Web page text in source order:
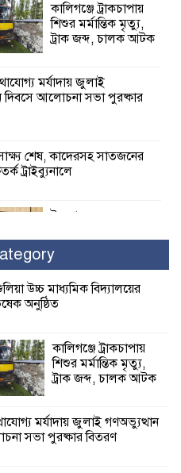
কালিগঞ্জে ট্রাকচাপায়
শিশুর মর্মান্তিক মৃত্যু,
ট্রাক জব্দ, চালক আটক
মর্যাদায় জুলাই
দিবসে আলোচনা সভা পুরষ্কার
শেষ, কাদেরসহ সাতজনের
ট্রাইব্যুনালে
ইসলামের সবচেয়ে
নুর
দোষ দিচ্ছেন, আপনারা
নিখোঁজ জেলের মরদেহ অবশেষে
নদীতে
শ্রীউলা ইউনিয়ন
উচ্চ মাধ্যমিক বিদ্যালয়ের
অনুষ্ঠিত
কালিগঞ্জে ট্রাকচাপায়
শিশুর মর্মান্তিক মৃত্যু,
ট্রাক জব্দ, চালক আটক
মর্যাদায় জুলাই গণঅভ্যুত্থান
সভা পুরষ্কার বিতরণ